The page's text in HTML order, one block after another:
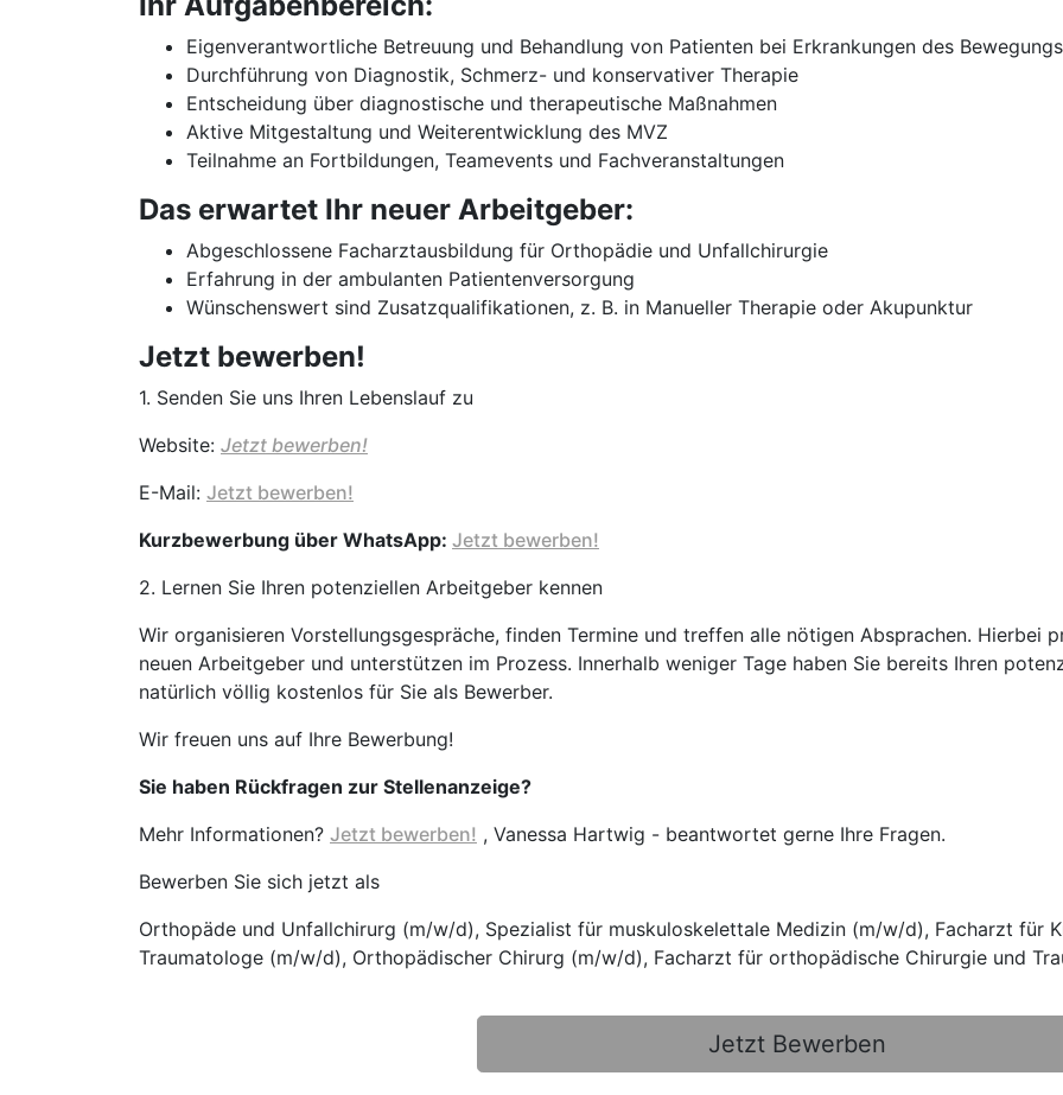
Eigenverantwortliche Betreuung und Behandlung von Patienten bei Erkrankungen des
Durchführung von Diagnostik, Schmerz- und konservativer Therapie
Entscheidung über diagnostische und therapeutische Maßnahmen
Aktive Mitgestaltung und Weiterentwicklung des MVZ
Teilnahme an Fortbildungen, Teamevents und Fachveranstaltungen
Das erwartet Ihr neuer Arbeitgeber:
Abgeschlossene Facharztausbildung für Orthopädie und Unfallchirurgie
Erfahrung in der ambulanten Patientenversorgung
Wünschenswert sind Zusatzqualifikationen, z. B. in Manueller Therapie oder Akupunktur
Jetzt bewerben!
1. Senden Sie uns Ihren Lebenslauf zu
Website: Jetzt bewerben!
E-Mail: Jetzt bewerben!
Kurzbewerbung über WhatsApp: Jetzt bewerben!
2. Lernen Sie Ihren potenziellen Arbeitgeber kennen
Wir organisieren Vorstellungsgespräche, finden Termine und treffen alle nötigen Absprachen. Hierbei
neuen Arbeitgeber und unterstützen im Prozess. Innerhalb weniger Tage haben Sie bereits Ihren
natürlich völlig kostenlos für Sie als Bewerber.
Wir freuen uns auf Ihre Bewerbung!
Sie haben Rückfragen zur Stellenanzeige?
Mehr Informationen? Jetzt bewerben! , Vanessa Hartwig - beantwortet gerne Ihre Fragen.
Bewerben Sie sich jetzt als
Orthopäde und Unfallchirurg (m/w/d), Spezialist für muskuloskelettale Medizin (m/w/d), Facharzt für
Traumatologe (m/w/d), Orthopädischer Chirurg (m/w/d), Facharzt für orthopädische Chirurgie und
Jetzt Bewerben